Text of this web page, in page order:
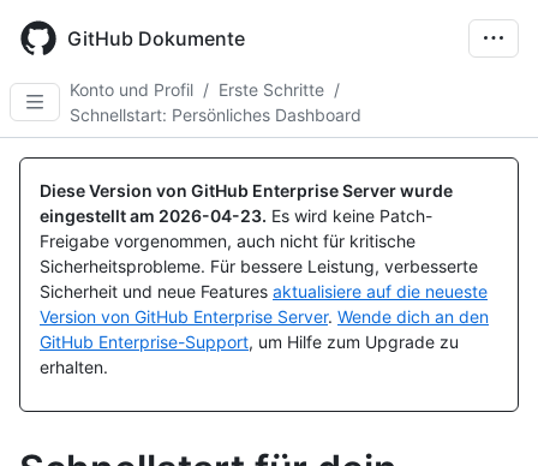
main
content
GitHub Dokumente
Konto und Profil / Erste Schritte /
Schnellstart: Persönliches Dashboard
Diese Version von GitHub Enterprise Server wurde
eingestellt am 2026-04-23. Es wird keine Patch-
Freigabe vorgenommen, auch nicht für kritische
Sicherheitsprobleme. Für bessere Leistung, verbesserte
Sicherheit und neue Features aktualisiere auf die neueste
Version von GitHub Enterprise Server. Wende dich an den
GitHub Enterprise-Support, um Hilfe zum Upgrade zu
erhalten.